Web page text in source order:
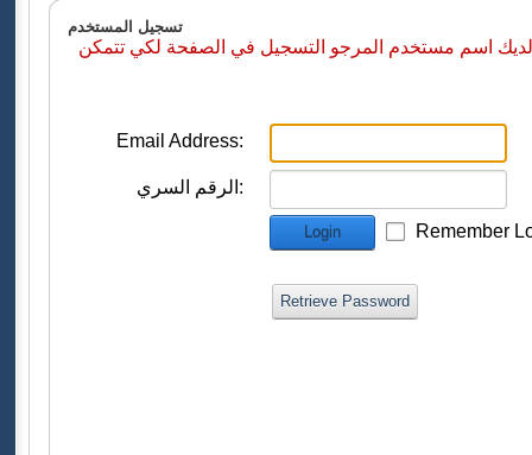
تسجيل المستخدم
اسم مستخدم المرجو التسجيل في الصفحة لكي تتمكن
Email Address:
الرقم السري:
Login Remember
Retrieve Password